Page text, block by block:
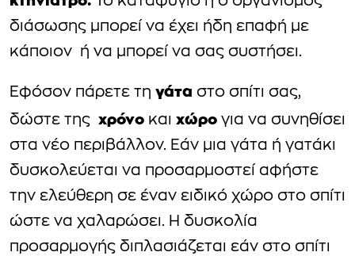
διάσωσης μπορεί να έχει ήδη επαφή με
κάποιον ή να μπορεί να σας συστήσει.
Εφόσον πάρετε τη γάτα στο σπίτι σας,
δώστε της χρόνο και χώρο για να συνηθίσει
στα νέο περιβάλλον. Εάν μια γάτα ή γατάκι
δυσκολεύεται να προσαρμοστεί αφήστε
την ελεύθερη σε έναν ειδικό χώρο στο σπίτι
ώστε να χαλαρώσει. Η δυσκολία
προσαρμογής διπλασιάζεται εάν στο σπίτι